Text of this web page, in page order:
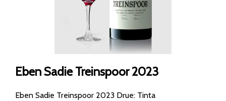
Eben Sadie Treinspoor 2023
Eben Sadie Treinspoor 2023 Drue: Tinta